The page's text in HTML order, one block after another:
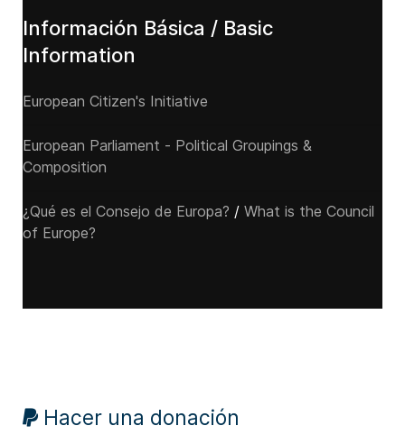
Información Básica / Basic
Information
European Citizen's Initiative
European Parliament - Political Groupings &
Composition
¿Qué es el Consejo de Europa? / What is the Council
of Europe?
Hacer una donación